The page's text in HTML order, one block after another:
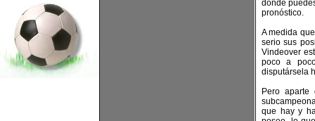
donde
pronóstico.
A medida
serio sus
Vindeover
poco a
disputársela
Pero
que hay y